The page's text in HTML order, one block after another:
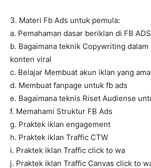
3. Materi Fb Ads untuk pemula:
a. Pemahaman dasar beriklan di FB ADS
b. Bagaimana teknik Copywriting
konten viral
c. Belajar Membuat akun iklan yang
d. Membuat fanpage untuk fb ads
e. Bagaimana teknis Riset Audiense
f. Memahami Struktur FB Ads
g. Praktek iklan engagement
h. Praktek iklan Traffic CTW
i. Praktek iklan Traffic click to wa
j. Praktek iklan Traffic Canvas click to